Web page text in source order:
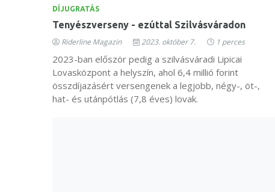
DÍJUGRATÁS
Tenyészverseny - ezúttal Szilvásváradon
Riderline Magazin 2023. október 7. 1 perces
2023-ban először pedig a szilvásváradi Lipicai
Lovasközpont a helyszín, ahol 6,4 millió forint
összdíjazásért versengenek a legjobb, négy-, öt-,
hat- és utánpótlás (7,8 éves) lovak.